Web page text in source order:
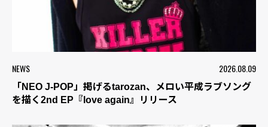
NEWS 2026.08.09
「NEO J-POP」掲げるtarozan、メロい平成ラブソング
を描く2nd EP『love again』リリース